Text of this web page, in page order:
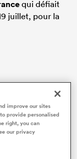
qui défiait
juillet, pour la
improve our sites
provide personalised
right, you can
our privacy